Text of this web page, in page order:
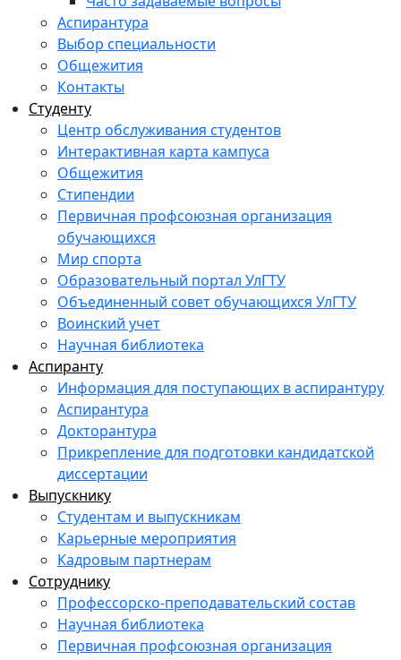
Аспирантура
Выбор специальности
Общежития
Контакты
Студенту
Центр обслуживания студентов
Интерактивная карта кампуса
Общежития
Стипендии
Первичная профсоюзная организация
обучающихся
Мир спорта
Образовательный портал УлГТУ
Объединенный совет обучающихся УлГТУ
Воинский учет
Научная библиотека
Аспиранту
Информация для поступающих в аспирантуру
Аспирантура
Докторантура
Прикрепление для подготовки кандидатской
диссертации
Выпускнику
Студентам и выпускникам
Карьерные мероприятия
Кадровым партнерам
Сотруднику
Профессорско-преподавательский состав
Научная библиотека
Первичная профсоюзная организация